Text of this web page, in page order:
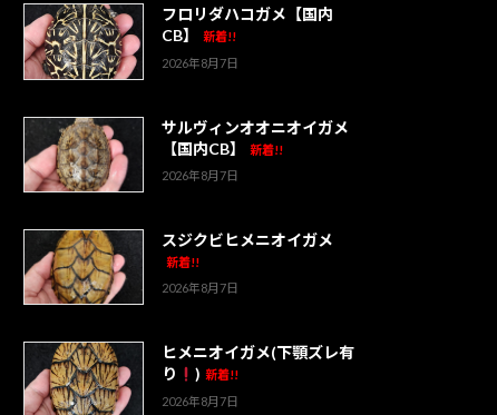
フロリダハコガメ【国内
CB】
新着!!
2026年8月7日
サルヴィンオオニオイガメ
【国内CB】
新着!!
2026年8月7日
スジクビヒメニオイガメ
新着!!
2026年8月7日
ヒメニオイガメ(下顎ズレ有
り
) 新着!!
2026年8月7日